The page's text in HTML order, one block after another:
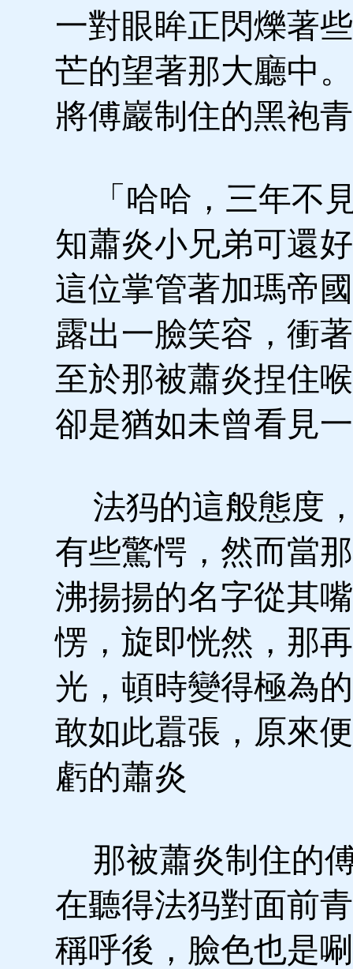
一對眼眸正閃爍著
芒的望著那大廳中
將傅巖制住的黑袍
「哈哈，三年不
知蕭炎小兄弟可還
這位掌管著加瑪帝
露出一臉笑容，衝
至於那被蕭炎捏住
卻是猶如未曾看見
法犸的這般態度
有些驚愕，然而當
沸揚揚的名字從其
愣，旋即恍然，那
光，頓時變得極為
敢如此囂張，原來
虧的蕭炎
那被蕭炎制住的
在聽得法犸對面前
稱呼後，臉色也是